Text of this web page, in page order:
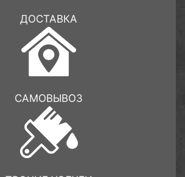
ДОСТАВКА
САМОВЫВОЗ